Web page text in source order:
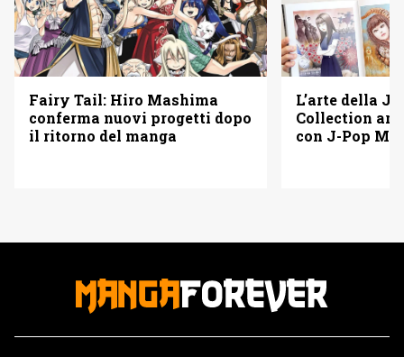
Fairy Tail: Hiro Mashima
conferma nuovi progetti dopo
il ritorno del manga
L’arte della
Collection
con J-Pop